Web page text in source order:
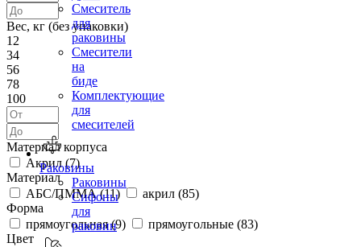
Смеситель
для
раковины
Смесители
на
биде
Комплектующие
для
смесителей
Раковины
Раковины
Сифоны
для
раковин
Вес, кг (без упаковки)
12
34
56
78
100
Материал корпуса
Акрил (7)
Материал
АБС/ПММА (11) акрил (85)
Форма
прямоугольная (9) прямоугольные (83)
Цвет